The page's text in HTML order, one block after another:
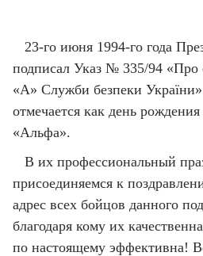
23-го июня 1994-го года
подписал Указ № 335/94 «Про
«А» Служби безпеки
отмечается как день
«Альфа».
В их профессиональный
присоединяемся к
адрес всех бойцов данного
благодаря кому их
по настоящему эффективна!